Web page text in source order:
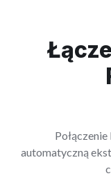
automatyczną